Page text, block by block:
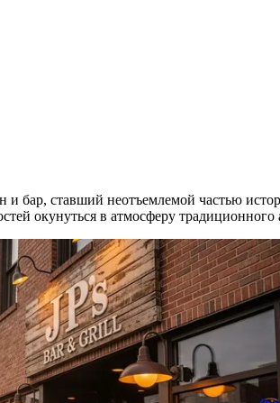
бар, ставший неотъемлемой частью
окунуться в атмосферу